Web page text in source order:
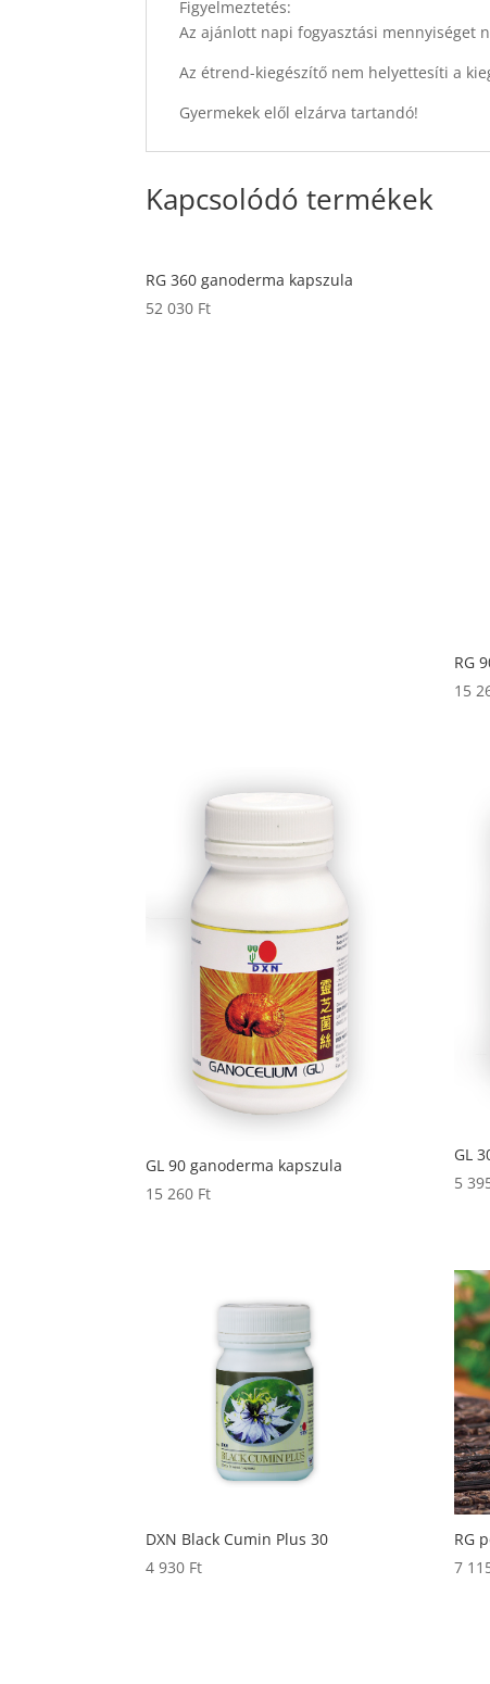
Figyelmeztetés:
Az ajánlott napi fogyasztási mennyiséget
Az étrend-kiegészítő nem helyettesíti a
Gyermekek elől elzárva tartandó!
Kapcsolódó termékek
RG 360 ganoderma kapszula
52 030 Ft
RG
15
GL 90 ganoderma kapszula
15 260 Ft
GL
5
DXN Black Cumin Plus 30
4 930 Ft
RG
7